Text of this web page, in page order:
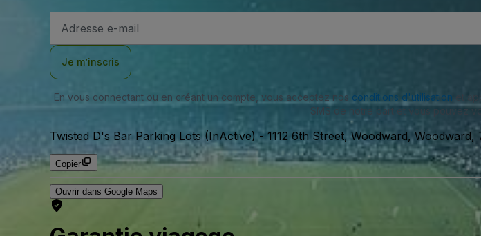
e-
Je m’inscris
En vous connectant ou en créant un compte, vous acceptez nos conditions d'utilisation et
SMS de notre part et vous pouvez
Twisted D's Bar Parking Lots (InActive) - 1112 6th Street, Woodward, Woodward,
Copier
Ouvrir dans Google Maps